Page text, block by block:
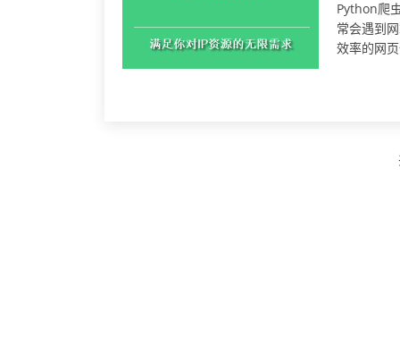
Python爬
常会遇到
效率的网